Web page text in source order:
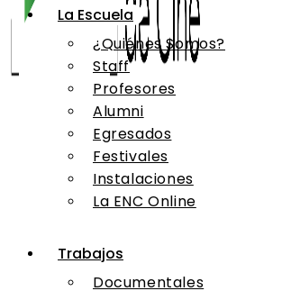
La Escuela
¿Quiénes Somos?
Staff
Profesores
Alumni
Egresados
Festivales
Instalaciones
La ENC Online
Trabajos
Documentales